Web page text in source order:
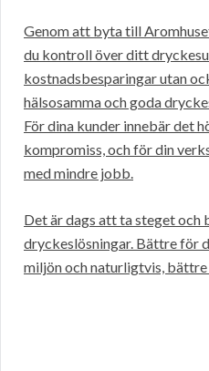
Genom att byta till
du kontroll över ditt
kostnadsbesparingar utan
hälsosamma och goda
För dina kunder innebär det
kompromiss, och för din
med mindre jobb.
Det är dags att ta steget och
dryckeslösningar. Bättre för
miljön och naturligtvis,